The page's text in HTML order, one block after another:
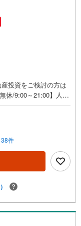
投資をご検討の方は
休/9:00～21:00】人気
タンよりご予約頂く
種ご相談も承ってお
プランのシミュレー
様へ経験豊富なスタ
物件をご紹介させて頂
紹介可能ですのでお気
件